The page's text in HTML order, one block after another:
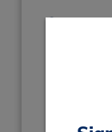
Heures